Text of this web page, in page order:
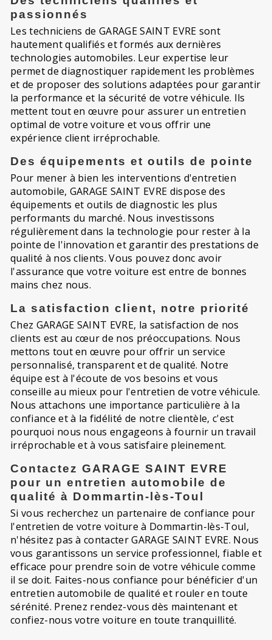
passionnés
Les techniciens de GARAGE SAINT EVRE sont
hautement qualifiés et formés aux dernières
technologies automobiles. Leur expertise leur
permet de diagnostiquer rapidement les problèmes
et de proposer des solutions adaptées pour garantir
la performance et la sécurité de votre véhicule. Ils
mettent tout en œuvre pour assurer un entretien
optimal de votre voiture et vous offrir une
expérience client irréprochable.
Des équipements et outils de pointe
Pour mener à bien les interventions d'entretien
automobile, GARAGE SAINT EVRE dispose des
équipements et outils de diagnostic les plus
performants du marché. Nous investissons
régulièrement dans la technologie pour rester à la
pointe de l'innovation et garantir des prestations de
qualité à nos clients. Vous pouvez donc avoir
l'assurance que votre voiture est entre de bonnes
mains chez nous.
La satisfaction client, notre priorité
Chez GARAGE SAINT EVRE, la satisfaction de nos
clients est au cœur de nos préoccupations. Nous
mettons tout en œuvre pour offrir un service
personnalisé, transparent et de qualité. Notre
équipe est à l'écoute de vos besoins et vous
conseille au mieux pour l'entretien de votre véhicule.
Nous attachons une importance particulière à la
confiance et à la fidélité de notre clientèle, c'est
pourquoi nous nous engageons à fournir un travail
irréprochable et à vous satisfaire pleinement.
Contactez GARAGE SAINT EVRE
pour un entretien automobile de
qualité à Dommartin-lès-Toul
Si vous recherchez un partenaire de confiance pour
l'entretien de votre voiture à Dommartin-lès-Toul,
n'hésitez pas à contacter GARAGE SAINT EVRE. Nous
vous garantissons un service professionnel, fiable et
efficace pour prendre soin de votre véhicule comme
il se doit. Faites-nous confiance pour bénéficier d'un
entretien automobile de qualité et rouler en toute
sérénité. Prenez rendez-vous dès maintenant et
confiez-nous votre voiture en toute tranquillité.